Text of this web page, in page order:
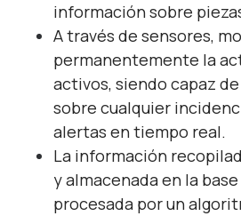
información sobre
A través de sensores,
permanentemente la
activos, siendo capaz
sobre cualquier
alertas en tiempo real.
La información
y almacenada en la
procesada por un